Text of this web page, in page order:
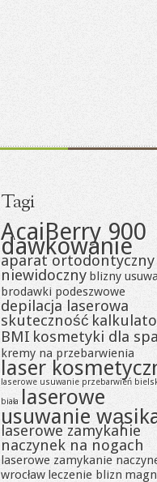
Tagi
AcaiBerry 900
dawkowanie
aparat ortodontyczny
niewidoczny blizny
brodawki podeszwowe
depilacja laserowa
skuteczność
BMI kosmetyki dla
kremy na przebarwienia
laser
laserowe usuwanie przebarwień
biała laserowe
usuwanie
laserowe zamykanie
naczynek na nogach
laserowe zamykanie
wrocław leczenie blizn